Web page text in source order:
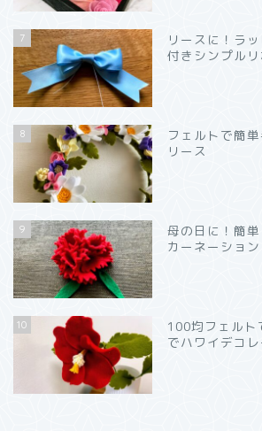
7
リースに！ラ
付きシンプル
8
フェルトで簡
リース
9
母の日に！簡
カーネーション
10
100均フェルト
でハワイデコ